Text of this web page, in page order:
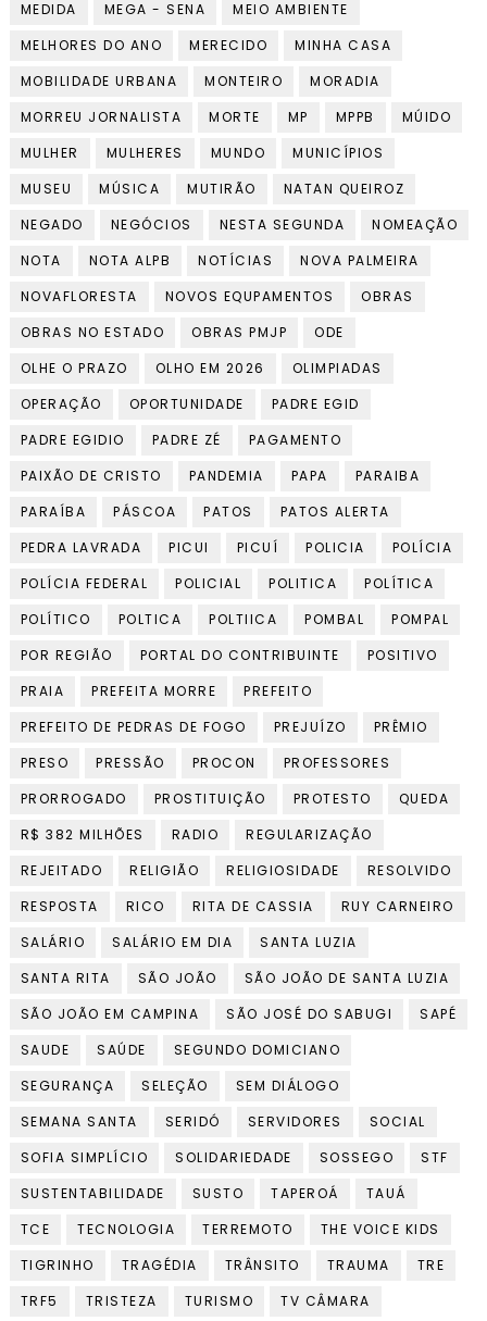
MEDIDA
MEGA - SENA
MEIO AMBIENTE
MELHORES DO ANO
MERECIDO
MINHA CASA
MOBILIDADE URBANA
MONTEIRO
MORADIA
MORREU JORNALISTA
MORTE MP MPPB
MÚIDO
MULHER
MULHERES MUNDO
MUNICÍPIOS
MUSEU
MÚSICA MUTIRÃO
NATAN QUEIROZ
NEGADO
NEGÓCIOS NESTA SEGUNDA
NOMEAÇÃO
NOTA
NOTA ALPB NOTÍCIAS
NOVA PALMEIRA
NOVAFLORESTA
NOVOS EQUPAMENTOS
OBRAS
OBRAS NO ESTADO
OBRAS PMJP
ODE
OLHE O PRAZO
OLHO EM 2026
OLIMPIADAS
OPERAÇÃO
OPORTUNIDADE
PADRE EGID
PADRE EGIDIO
PADRE ZÉ
PAGAMENTO
PAIXÃO DE CRISTO
PANDEMIA PAPA
PARAIBA
PARAÍBA
PÁSCOA PATOS
PATOS ALERTA
PEDRA LAVRADA
PICUI PICUÍ POLICIA
POLÍCIA
POLÍCIA FEDERAL
POLICIAL POLITICA
POLÍTICA
POLÍTICO
POLTICA POLTIICA POMBAL
POMPAL
POR REGIÃO
PORTAL DO CONTRIBUINTE
POSITIVO
PRAIA
PREFEITA MORRE
PREFEITO
PREFEITO DE PEDRAS DE FOGO
PREJUÍZO
PRÊMIO
PRESO
PRESSÃO PROCON
PROFESSORES
PRORROGADO
PROSTITUIÇÃO PROTESTO
QUEDA
R$ 382 MILHÕES
RADIO
REGULARIZAÇÃO
REJEITADO
RELIGIÃO RELIGIOSIDADE
RESOLVIDO
RESPOSTA
RICO RITA DE CASSIA
RUY CARNEIRO
SALÁRIO
SALÁRIO EM DIA
SANTA LUZIA
SANTA RITA
SÃO JOÃO
SÃO JOÃO DE SANTA LUZIA
SÃO JOÃO EM CAMPINA
SÃO JOSÉ DO SABUGI
SAPÉ
SAUDE
SAÚDE
SEGUNDO DOMICIANO
SEGURANÇA
SELEÇÃO
SEM DIÁLOGO
SEMANA SANTA
SERIDÓ SERVIDORES
SOCIAL
SOFIA SIMPLÍCIO
SOLIDARIEDADE SOSSEGO
STF
SUSTENTABILIDADE
SUSTO TAPEROÁ
TAUÁ
TCE
TECNOLOGIA TERREMOTO
THE VOICE KIDS
TIGRINHO
TRAGÉDIA TRÂNSITO TRAUMA
TRE
TRF5
TRISTEZA TURISMO TV CÂMARA